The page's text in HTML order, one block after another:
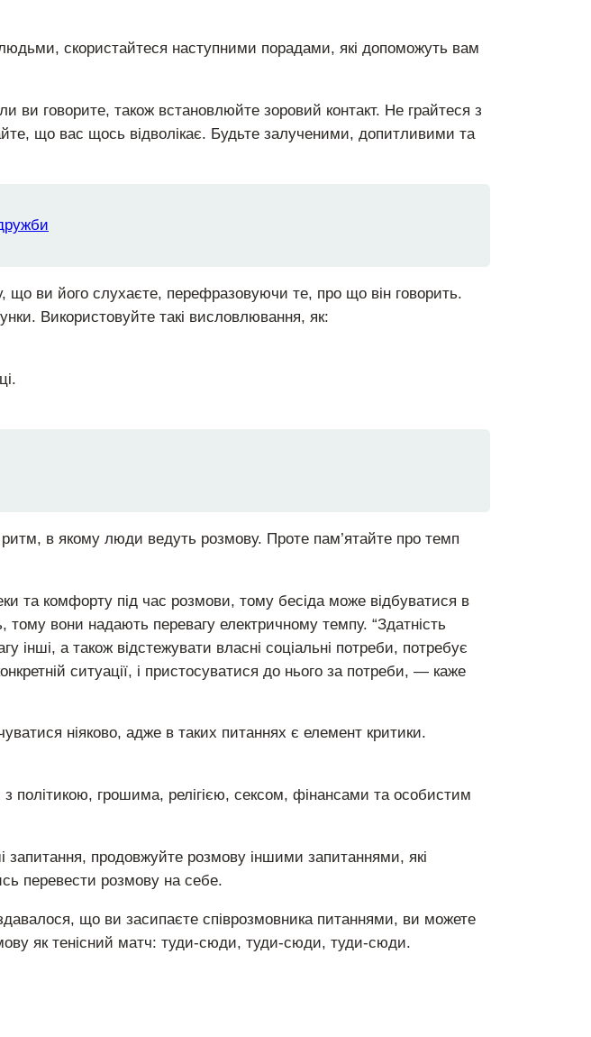
скористайтеся наступними порадами, які допоможуть вам
ви говорите, також встановлюйте зоровий контакт. Не грайтеся з
що вас щось відволікає. Будьте залученими, допитливими та
що ви його слухаєте, перефразовуючи те, про що він говорить.
Використовуйте такі висловлювання, як:
в якому люди ведуть розмову. Проте пам’ятайте про темп
та комфорту під час розмови, тому бесіда може відбуватися в
вони надають перевагу електричному темпу. “Здатність
інші, а також відстежувати власні соціальні потреби, потребує
ситуації, і пристосуватися до нього за потреби, — каже
ніяково, адже в таких питаннях є елемент критики.
з політикою, грошима, релігією, сексом, фінансами та особистим
запитання, продовжуйте розмову іншими запитаннями, які
перевести розмову на себе.
що ви засипаєте співрозмовника питаннями, ви можете
як тенісний матч: туди-сюди, туди-сюди, туди-сюди.